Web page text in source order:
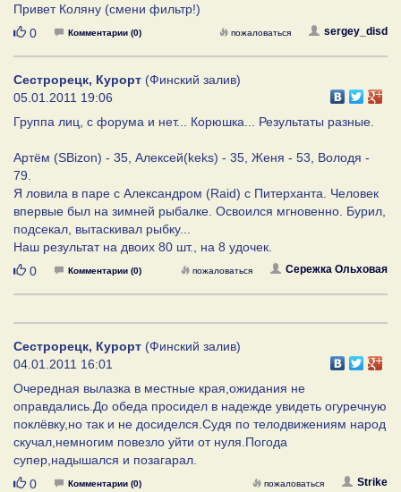
Привет Коляну (смени фильтр!)
Нравится
0 Комментарии (0) sergey_disd
пожаловаться
Сестрорецк, Курорт (Финский залив)
05.01.2011 19:06
Группа лиц, с форума и нет... Корюшка... Результаты разные.
Артём (SBizon) - 35, Алексей(keks) - 35, Женя - 53, Володя -
79.
Я ловила в паре с Александром (Raid) с Питерханта. Человек
впервые был на зимней рыбалке. Освоился мгновенно. Бурил,
подсекал, вытаскивал рыбку...
Наш результат на двоих 80 шт., на 8 удочек.
Нравится
0 Комментарии (0) Сережка Ольховая
пожаловаться
Сестрорецк, Курорт (Финский залив)
04.01.2011 16:01
Очередная вылазка в местные края,ожидания не
оправдались.До обеда просидел в надежде увидеть огуречную
поклёвку,но так и не досиделся.Судя по телодвижениям народ
скучал,немногим повезло уйти от нуля.Погода
супер,надышался и позагарал.
Нравится
0 Комментарии (0) Strike
пожаловаться